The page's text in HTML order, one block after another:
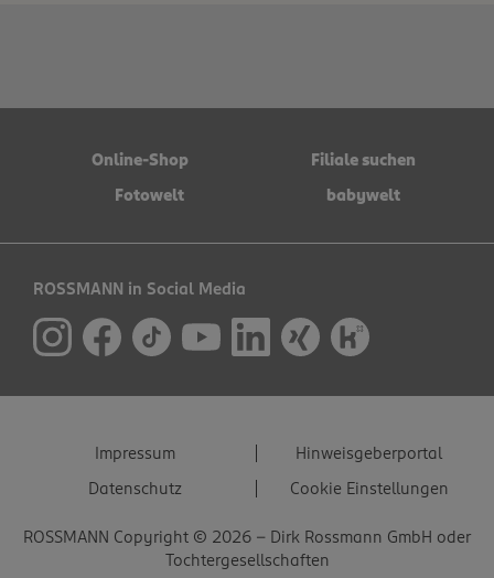
Online-Shop
Filiale suchen
Fotowelt
babywelt
ROSSMANN in Social Media
Impressum
Hinweisgeberportal
Datenschutz
Cookie Einstellungen
ROSSMANN Copyright © 2026 - Dirk Rossmann GmbH oder
Tochtergesellschaften